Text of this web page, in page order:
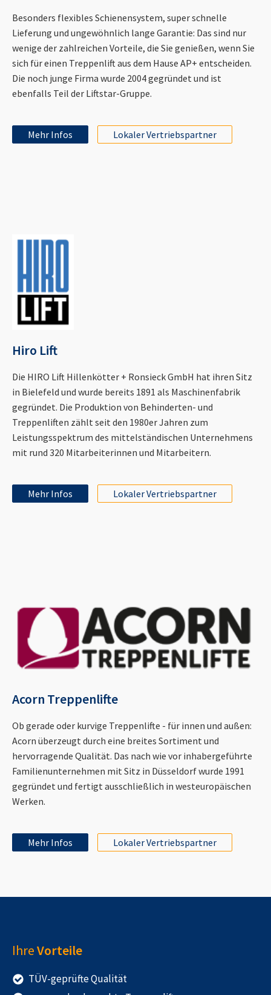
Besonders flexibles Schienensystem, super schnelle
Lieferung und ungewöhnlich lange Garantie: Das sind nur
wenige der zahlreichen Vorteile, die Sie genießen, wenn Sie
sich für einen Treppenlift aus dem Hause AP+ entscheiden.
Die noch junge Firma wurde 2004 gegründet und ist
ebenfalls Teil der Liftstar-Gruppe.
Mehr Infos Lokaler Vertriebspartner
Hiro Lift
Die HIRO Lift Hillenkötter + Ronsieck GmbH hat ihren Sitz
in Bielefeld und wurde bereits 1891 als Maschinenfabrik
gegründet. Die Produktion von Behinderten- und
Treppenliften zählt seit den 1980er Jahren zum
Leistungsspektrum des mittelständischen Unternehmens
mit rund 320 Mitarbeiterinnen und Mitarbeitern.
Mehr Infos Lokaler Vertriebspartner
Acorn Treppenlifte
Ob gerade oder kurvige Treppenlifte - für innen und außen:
Acorn überzeugt durch eine breites Sortiment und
hervorragende Qualität. Das nach wie vor inhabergeführte
Familienunternehmen mit Sitz in Düsseldorf wurde 1991
gegründet und fertigt ausschließlich in westeuropäischen
Werken.
Mehr Infos Lokaler Vertriebspartner
IhreVorteile
TÜV-geprüfte Qualität